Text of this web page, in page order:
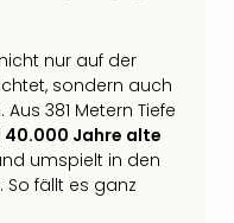
nur auf der
sondern auch
. Aus 381 Metern Tiefe
Jahre alte
umspielt in den
So fällt es ganz